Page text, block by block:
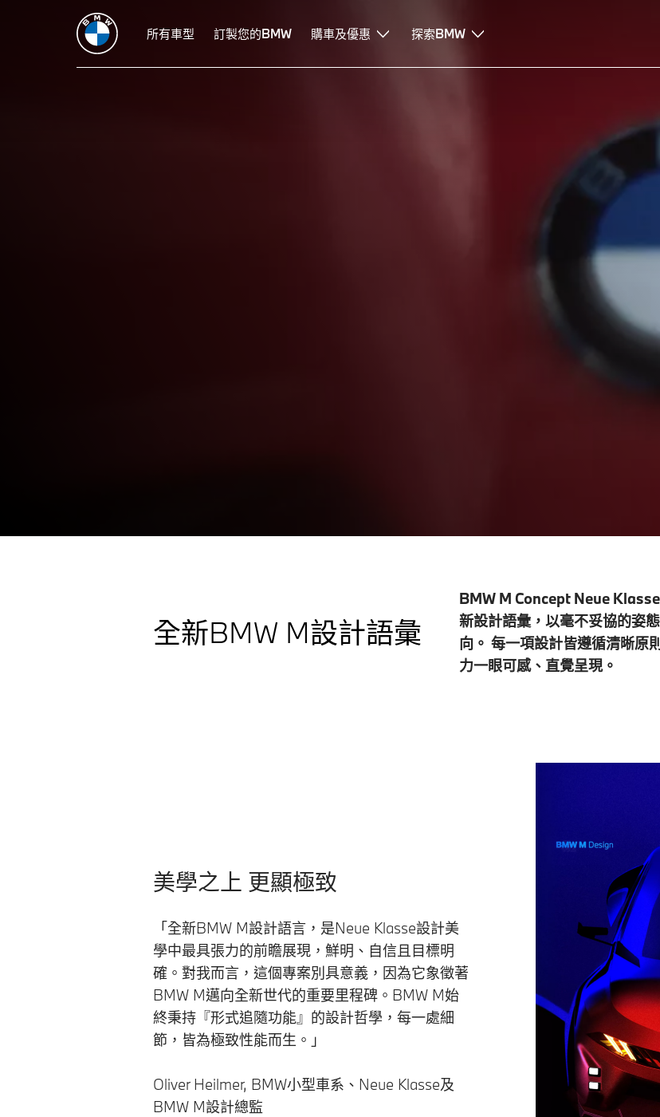
所有車型 訂製您的BMW 購車及優惠 探索BMW
全新BMW M設計語彙
BMW M Concept Neue Klasse
新設計語彙，以毫不妥協的姿
向。 每一項設計皆遵循清晰原
力一眼可感、直覺呈現。
美學之上 更顯極致
「全新BMW M設計語言，是Neue Klasse設計美
學中最具張力的前瞻展現，鮮明、自信且目標明
確。對我而言，這個專案別具意義，因為它象徵著
BMW M邁向全新世代的重要里程碑。BMW M始
終秉持『形式追隨功能』的設計哲學，每一處細
節，皆為極致性能而生。」
Oliver Heilmer, BMW小型車系、Neue Klasse及
BMW M設計總監